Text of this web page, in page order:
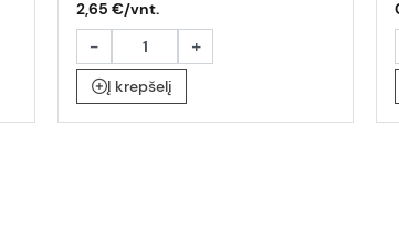
2,65 €/vnt.
- +
Į krepšelį